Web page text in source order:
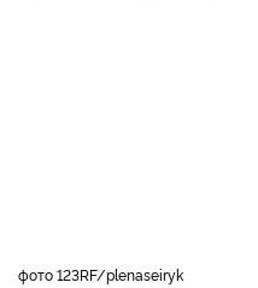
фото 123RF/plenaseiryk